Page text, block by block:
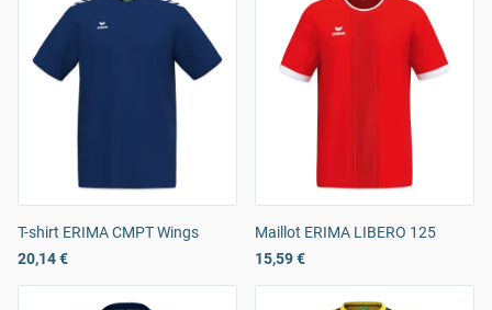
T-shirt ERIMA CMPT Wings
20,14 €
Maillot ERIMA LIBERO 125
15,59 €